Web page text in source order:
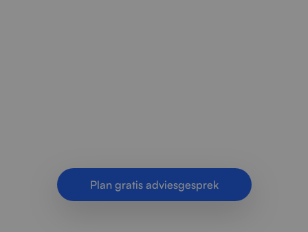
Plan gratis adviesgesprek